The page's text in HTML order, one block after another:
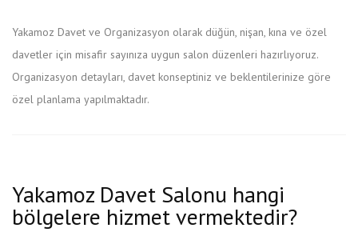
Yakamoz Davet ve Organizasyon olarak düğün, nişan, kına ve özel
davetler için misafir sayınıza uygun salon düzenleri hazırlıyoruz.
Organizasyon detayları, davet konseptiniz ve beklentilerinize göre
özel planlama yapılmaktadır.
Yakamoz Davet Salonu hangi
bölgelere hizmet vermektedir?